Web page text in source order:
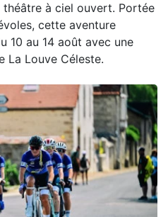
à ciel ouvert. Portée
cette aventure
10 au 14 août avec une
La Louve Céleste.